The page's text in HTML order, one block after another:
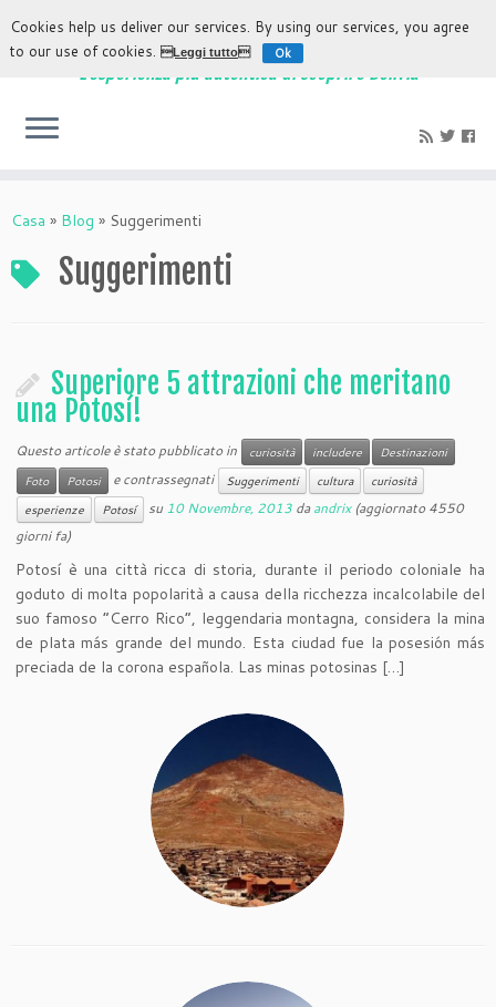
L'esperienza più autentica di scoprire Bolivia
Casa » Blog » Suggerimenti
Suggerimenti
Superiore 5 attrazioni che meritano
una Potosí!
Questo articole è stato pubblicato in curiosità includere
Destinazioni
Foto
Potosi e contrassegnati Suggerimenti cultura
curiosità
esperienze
Potosí su10 Novembre, 2013 daandrix(aggiornato 4550
giorni fa)
Potosí è una città ricca di storia, durante il periodo coloniale ha
goduto di molta popolarità a causa della ricchezza incalcolabile del
suo famoso “Cerro Rico“, leggendaria montagna, considera la mina
de plata más grande del mundo. Esta ciudad fue la posesión más
preciada de la corona española. Las minas potosinas […]
Cookies help us deliver our services. By using our services, you agree
to our use of cookies.Leggi tutto Ok